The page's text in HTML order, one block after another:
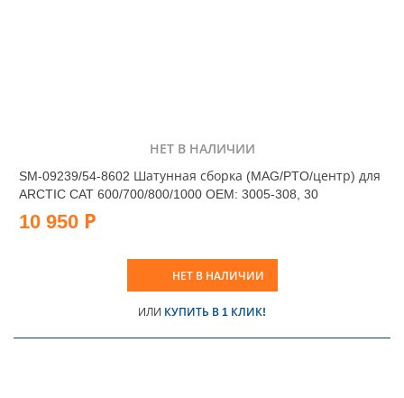
НЕТ В НАЛИЧИИ
SM-09239/54-8602 Шатунная сборка (MAG/PTO/центр) для
ARCTIC CAT 600/700/800/1000 OEM: 3005-308, 30
10 950 Р
НЕТ В НАЛИЧИИ
ИЛИ КУПИТЬ В 1 КЛИК!